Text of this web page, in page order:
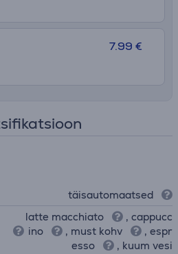
7.99 €
täisautomaatsed
latte macchiato
, cappucc
ino
, must kohv
, espr
esso
, kuum vesi